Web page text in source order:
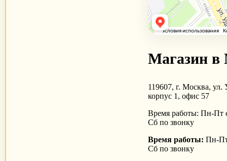
Магазин в
119607, г. Москва, ул.
корпус 1, офис 57
Время работы: Пн-Пт
Сб по звонку
Время работы: Пн-Пт
Сб по звонку